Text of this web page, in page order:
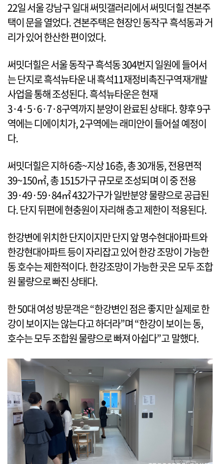
22일 서울 강남구 일대 써밋갤러리에서 써밋더힐 견본주
택이 문을 열었다. 견본주택은 현장인 동작구 흑석동과 거
리가 있어 한산한 편이었다.
써밋더힐은 서울 동작구 흑석동 304번지 일원에 들어서
는 단지로 흑석뉴타운 내 흑석11재정비촉진구역재개발
사업을 통해 조성된다. 흑석뉴타운은 현재
3·4·5·6·7·8구역까지 분양이 완료된 상태다. 향후 9구
역에는 디에이치가, 2구역에는 래미안이 들어설 예정이
다.
써밋더힐은 지하 6층~지상 16층, 총 30개동, 전용면적
39~150㎡, 총 1515가구 규모로 조성되며 이 중 전용
39·49·59·84㎡ 432가구가 일반분양 물량으로 공급된
다. 단지 뒤편에 현충원이 자리해 층고 제한이 적용된다.
한강변에 위치한 단지이지만 단지 앞 명수현대아파트와
한강현대아파트 등이 자리잡고 있어 한강 조망이 가능한
동 호수는 제한적이다. 한강조망이 가능한 곳은 모두 조합
원 물량으로 빠진 상태다.
한 50대 여성 방문객은 “한강변인 점은 좋지만 실제로 한
강이 보이지는 않는다고 하더라”며 “한강이 보이는 동,
호수는 모두 조합원 물량으로 빠져 아쉽다”고 말했다.